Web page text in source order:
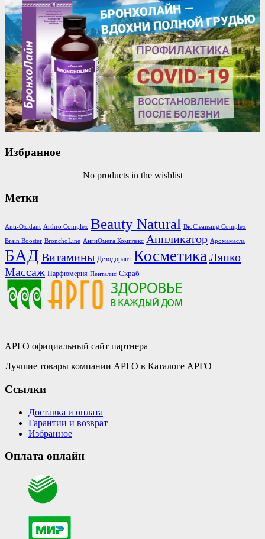
Избранное
No products in the wishlist
Метки
Anti-Oxidant Arthro Complex Beauty Natural BioCleansing Complex
Brain Booster BronchoLine АнгиОмега Комплекс Аппликатор Аромамасла
БАД Витамины Дезодорант КосметикаЛяпко
Массаж Парфюмерия Пенталис Скраб
АРГО официальный сайт партнера
Лучшие товары компании АРГО в Каталоге АРГО
Ссылки
Доставка и оплата
Гарантии и возврат
Избранное
Оплата онлайн